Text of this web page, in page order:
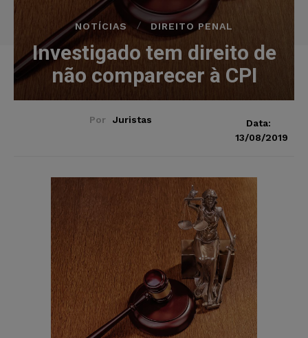
NOTÍCIAS DIREITO PENAL
Investigado tem direito de
não comparecer à CPI
Por Juristas
Data:
13/08/2019